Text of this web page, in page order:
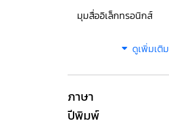
มุมสื่ออิเล็กทรอนิกส์
ดูเพิ่มเติม
ภาษา
ปีพิมพ์